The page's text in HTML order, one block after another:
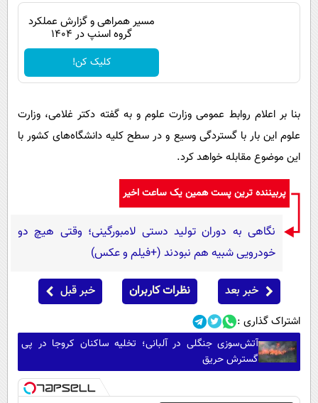
مسیر همراهی و گزارش عملکرد
گروه اسنپ در ۱۴۰۴
کلیک کن!
بنا بر اعلام روابط عمومی وزارت علوم و به گفته دکتر غلامی، وزارت
علوم این بار با گستردگی وسیع و در سطح کلیه دانشگاه‌های کشور با
این موضوع مقابله خواهد کرد.
پربیننده ترین پست همین یک ساعت اخیر
نگاهی به دوران تولید دستی لامبورگینی؛ وقتی هیچ دو
خودرویی شبیه هم نبودند (+فیلم و عکس)
خبر بعد نظرات کاربران خبر قبل
اشتراک گذاری :
آتش‌سوزی جنگلی در آلبانی؛ تخلیه ساکنان کروجا در پی
گسترش حریق